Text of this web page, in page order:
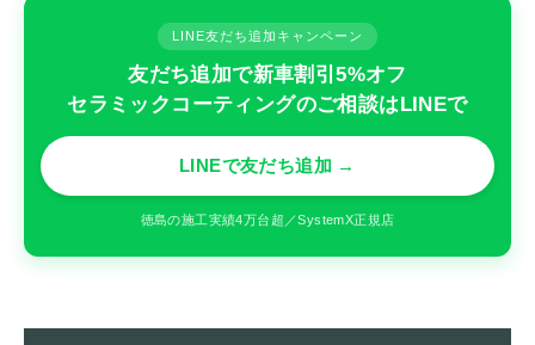
LINE友だち追加キャンペーン
友だち追加で新車割引5%オフ
セラミックコーティングのご相談はLINEで
LINEで友だち追加 →
徳島の施工実績4万台超／SystemX正規店